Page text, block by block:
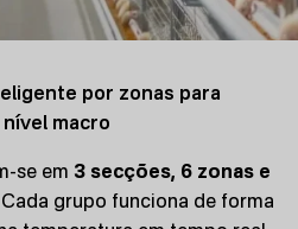
por zonas para
macro
se em 3 secções, 6 zonas e
Cada grupo funciona de forma